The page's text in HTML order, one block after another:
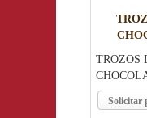
TROZOS
Solicitar